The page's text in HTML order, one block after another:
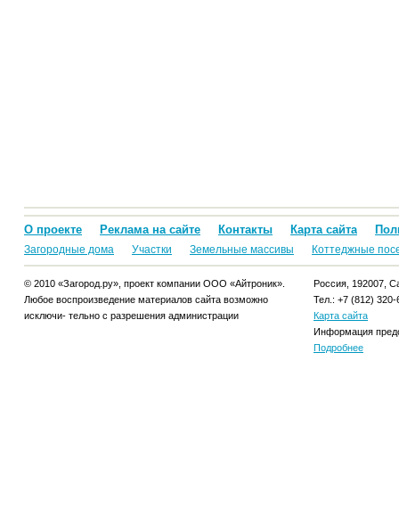
О проекте Реклама на сайте Контакты Карта сайта
Загородные дома Участки Земельные массивы Коттеджные
© 2010 «Загород.ру», проект компании ООО «Айтроник».
Любое воспроизведение материалов сайта возможно
исключи- тельно с разрешения администрации
Россия, 192007,
Тел.: +7 (812) 320-
Карта сайта
Информация
Подробнее